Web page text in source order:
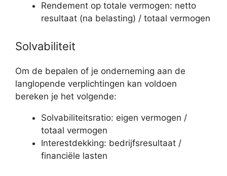
Rendement op totale vermogen: netto
resultaat (na belasting) / totaal vermogen
Solvabiliteit
Om de bepalen of je onderneming aan de
langlopende verplichtingen kan voldoen
bereken je het volgende:
Solvabiliteitsratio: eigen vermogen /
totaal vermogen
Interestdekking: bedrijfsresultaat /
financiële lasten